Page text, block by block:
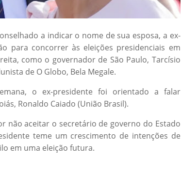
a indicar o nome de sua esposa, a ex-
para concorrer às eleições presidenciais em
como o governador de São Paulo, Tarcísio
de O Globo, Bela Megale.
o ex-presidente foi orientado a falar
Ronaldo Caiado (União Brasil).
não aceitar o secretário de governo do Estado
teme um crescimento de intenções de
em uma eleição futura.